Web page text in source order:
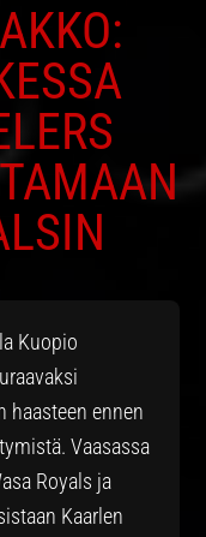
Kuopio
haasteen ennen
Vaasassa
Royals ja
Kaarlen